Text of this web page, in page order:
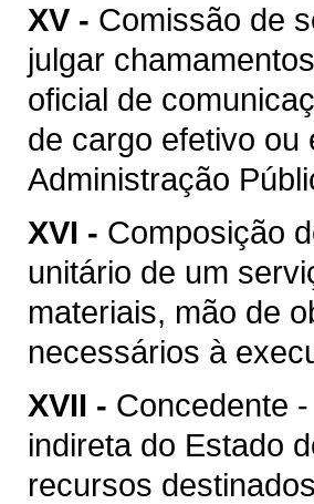
XV - Comissão de
julgar
oficial de
de cargo efetivo ou
Administração
XVI - Composição
unitário de um
materiais, mão de
necessários à
XVII - Concedente
indireta do Estado
recursos